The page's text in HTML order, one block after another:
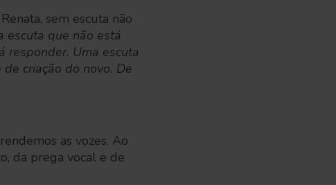
sem escuta não
escuta que não está
responder. Uma escuta
criação do novo. De
as vozes. Ao
da prega vocal e de